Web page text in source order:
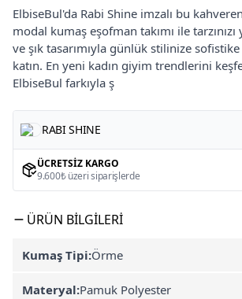
ElbiseBul'da Rabi Shine imzalı bu
modal kumaş eşofman takımı ile tarzınızı
ve şık tasarımıyla günlük stilinize
katın. En yeni kadın giyim trendlerini
ElbiseBul farkıyla ş
RABI SHINE
ÜCRETSIZ KARGO
9.600₺ üzeri siparişlerde
ÜRÜN BILGILERI
Kumaş Tipi:Örme
Materyal:Pamuk Polyester